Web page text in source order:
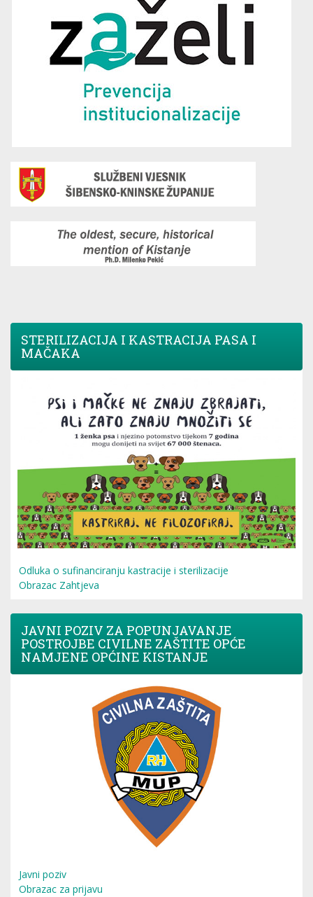
STERILIZACIJA I KASTRACIJA PASA I
MAČAKA
Odluka o sufinanciranju kastracije i sterilizacije
Obrazac Zahtjeva
JAVNI POZIV ZA POPUNJAVANJE
POSTROJBE CIVILNE ZAŠTITE OPĆE
NAMJENE OPĆINE KISTANJE
Javni poziv
Obrazac za prijavu